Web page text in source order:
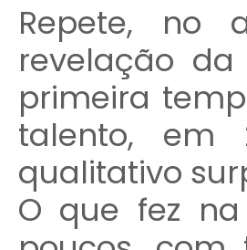
Repete, no
revelação da
primeira
talento, em
qualitativo
O que fez